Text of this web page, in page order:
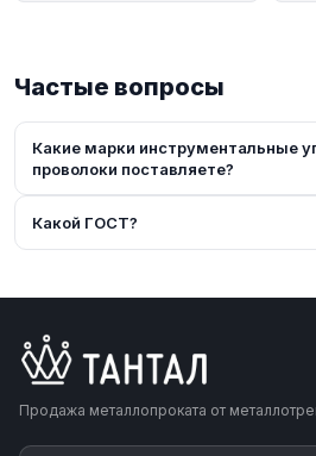
Частые вопросы
Какие марки инструментальные
проволоки поставляете?
Какой ГОСТ?
Продажа металлопроката от